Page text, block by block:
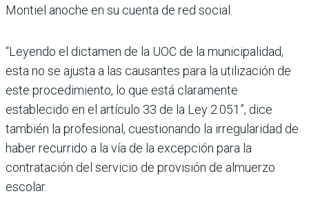
Montiel anoche en su cuenta de red social.
“Leyendo el dictamen de la UOC de la municipalidad,
esta no se ajusta a las causantes para la utilización de
este procedimiento, lo que está claramente
establecido en el artículo 33 de la Ley 2.051”, dice
también la profesional, cuestionando la irregularidad de
haber recurrido a la vía de la excepción para la
contratación del servicio de provisión de almuerzo
escolar.